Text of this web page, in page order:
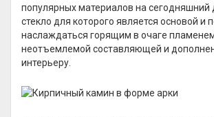
популярных материалов на сегодняшний
стекло для которого является основой и
наслаждаться горящим в очаге
неотъемлемой составляющей и
интерьеру.